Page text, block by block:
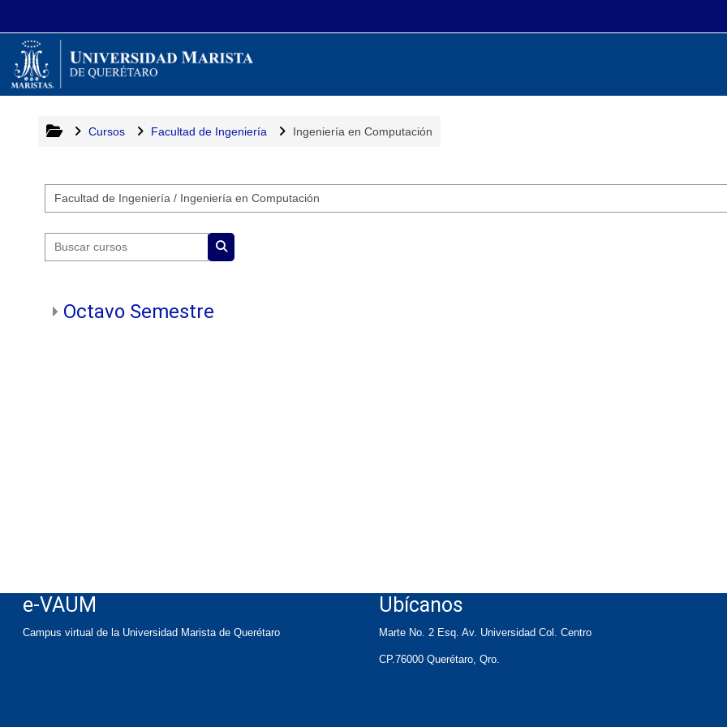
Cursos Facultad de Ingeniería Ingeniería en Computación
Categorías
Buscar cursos
Octavo Semestre
e-VAUM
Campus virtual de la Universidad Marista de Querétaro
Ubícanos
Marte No. 2 Esq. Av. Universidad Col. Centro
CP.76000 Querétaro, Qro.